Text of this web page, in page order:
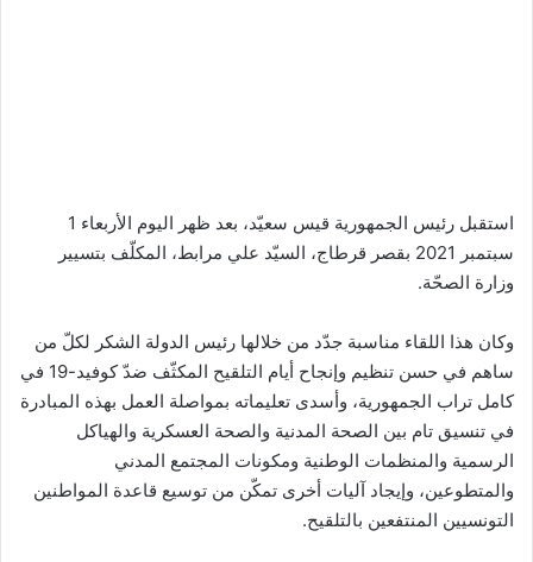
استقبل رئيس الجمهورية قيس سعيّد، بعد ظهر اليوم الأربعاء 1
سبتمبر 2021 بقصر قرطاج، السيّد علي مرابط، المكلّف بتسيير
وزارة الصحّة.
وكان هذا اللقاء مناسبة جدّد من خلالها رئيس الدولة الشكر لكلّ من
ساهم في حسن تنظيم وإنجاح أيام التلقيح المكثّف ضدّ كوفيد-19 في
كامل تراب الجمهورية، وأسدى تعليماته بمواصلة العمل بهذه المبادرة
في تنسيق تام بين الصحة المدنية والصحة العسكرية والهياكل
الرسمية والمنظمات الوطنية ومكونات المجتمع المدني
والمتطوعين، وإيجاد آليات أخرى تمكّن من توسيع قاعدة المواطنين
التونسيين المنتفعين بالتلقيح.